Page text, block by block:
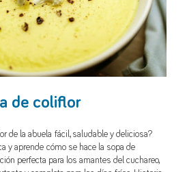
de coliflor
de la abuela fácil, saludable y deliciosa?
y aprende cómo se hace la sopa de
perfecta para los amantes del cuchareo,